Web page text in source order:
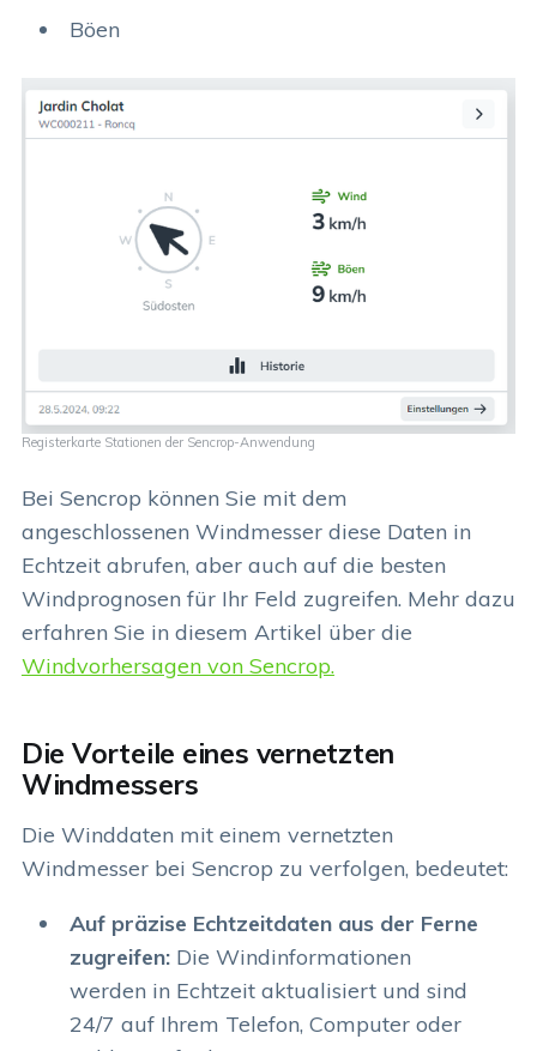
Böen
Registerkarte Stationen der Sencrop-Anwendung
Bei Sencrop können Sie mit dem
angeschlossenen Windmesser diese Daten in
Echtzeit abrufen, aber auch auf die besten
Windprognosen für Ihr Feld zugreifen. Mehr dazu
erfahren Sie in diesem Artikel über die
Windvorhersagen von Sencrop.
Die Vorteile eines vernetzten
Windmessers
Die Winddaten mit einem vernetzten
Windmesser bei Sencrop zu verfolgen, bedeutet:
Auf präzise Echtzeitdaten aus der Ferne
zugreifen:Die Windinformationen
werden in Echtzeit aktualisiert und sind
24/7 auf Ihrem Telefon, Computer oder